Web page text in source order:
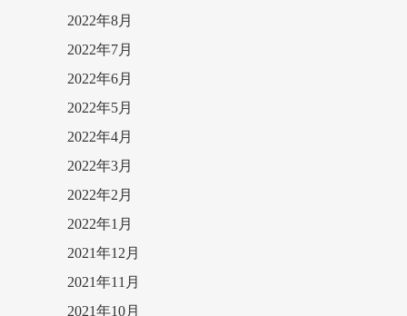
2022年8月
2022年7月
2022年6月
2022年5月
2022年4月
2022年3月
2022年2月
2022年1月
2021年12月
2021年11月
2021年10月